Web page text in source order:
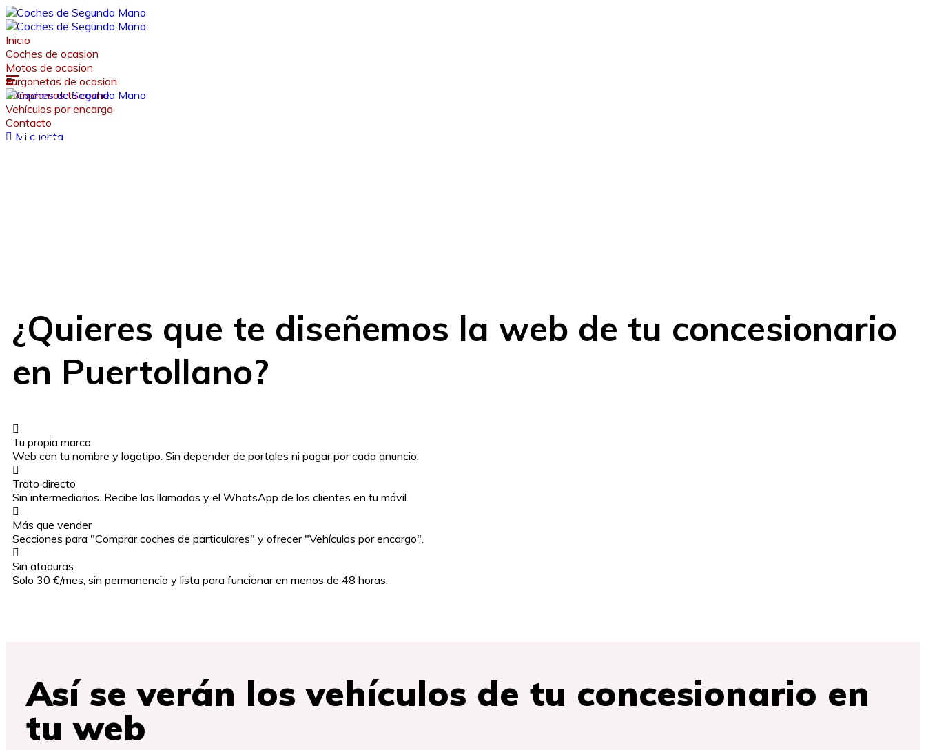
Inicio
Coches de ocasion
Motos de ocasion
Furgonetas de ocasion
Compramos tu coche
Vehículos por encargo
Contacto
Mi cuenta
Diseño web para concesionarios de coches en Puertollano, Ciudad
¿Quieres que te diseñemos la web de tu concesionario
en Puertollano?
Tu propia marca
Web con tu nombre y logotipo. Sin depender de portales ni pagar por cada anuncio.
Trato directo
Sin intermediarios. Recibe las llamadas y el WhatsApp de los clientes en tu móvil.
Más que vender
Secciones para "Comprar coches de particulares" y ofrecer "Vehículos por encargo".
Sin ataduras
Solo 30 €/mes, sin permanencia y lista para funcionar en menos de 48 horas.
Así se verán los vehículos de tu concesionario en
tu web